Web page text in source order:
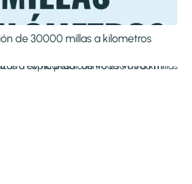
de 30000 millas a kilometros